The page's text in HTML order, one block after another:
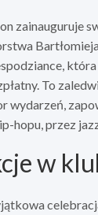
zainauguruje
To
wydarzeń,
hopu, przez
w